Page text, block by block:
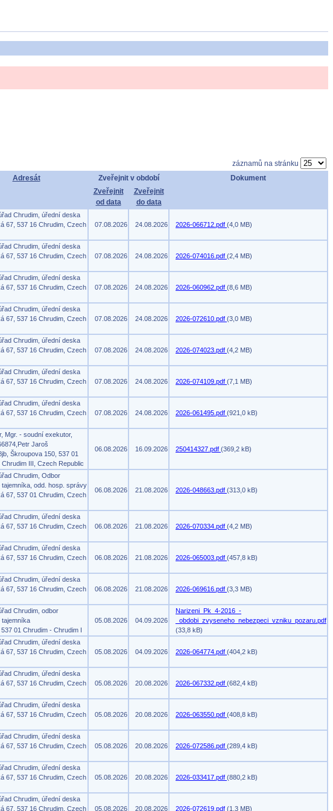
záznamů na stránku
Adresát Zveřejnit v období
Dokument
Zveřejnit
od data
Zveřejnit
do data
Chrudim, úřední deska
67, 537 16 Chrudim, Czech
07.08.2026 24.08.2026 2026-066712.pdf (4,0 MB)
Chrudim, úřední deska
67, 537 16 Chrudim, Czech
07.08.2026 24.08.2026 2026-074016.pdf (2,4 MB)
Chrudim, úřední deska
67, 537 16 Chrudim, Czech
07.08.2026 24.08.2026 2026-060962.pdf (8,6 MB)
Chrudim, úřední deska
67, 537 16 Chrudim, Czech
07.08.2026 24.08.2026 2026-072610.pdf (3,0 MB)
Chrudim, úřední deska
67, 537 16 Chrudim, Czech
07.08.2026 24.08.2026 2026-074023.pdf (4,2 MB)
Chrudim, úřední deska
67, 537 16 Chrudim, Czech
07.08.2026 24.08.2026 2026-074109.pdf (7,1 MB)
Chrudim, úřední deska
67, 537 16 Chrudim, Czech
07.08.2026 24.08.2026 2026-061495.pdf (921,0 kB)
Mgr. - soudní exekutor,
Jaroš
Škroupova 150, 537 01
Chrudim III, Czech Republic
06.08.2026 16.09.2026 250414327.pdf (369,2 kB)
Chrudim, Odbor
tajemníka, odd. hosp. správy
67, 537 01 Chrudim, Czech
06.08.2026 21.08.2026 2026-048663.pdf (313,0 kB)
Chrudim, úřední deska
67, 537 16 Chrudim, Czech
06.08.2026 21.08.2026 2026-070334.pdf (4,2 MB)
Chrudim, úřední deska
67, 537 16 Chrudim, Czech
06.08.2026 21.08.2026 2026-065003.pdf (457,8 kB)
Chrudim, úřední deska
67, 537 16 Chrudim, Czech
06.08.2026 21.08.2026 2026-069616.pdf (3,3 MB)
Chrudim, odbor
tajemníka
01 Chrudim - Chrudim I
05.08.2026 04.09.2026
Narizeni_Pk_4-2016_-
_obdobi_zvyseneho_nebezpeci_vzniku_pozaru.pdf
(33,8 kB)
Chrudim, úřední deska
67, 537 16 Chrudim, Czech
05.08.2026 04.09.2026 2026-064774.pdf (404,2 kB)
Chrudim, úřední deska
67, 537 16 Chrudim, Czech
05.08.2026 20.08.2026 2026-067332.pdf (682,4 kB)
Chrudim, úřední deska
67, 537 16 Chrudim, Czech
05.08.2026 20.08.2026 2026-063550.pdf (408,8 kB)
Chrudim, úřední deska
67, 537 16 Chrudim, Czech
05.08.2026 20.08.2026 2026-072586.pdf (289,4 kB)
Chrudim, úřední deska
67, 537 16 Chrudim, Czech
05.08.2026 20.08.2026 2026-033417.pdf (880,2 kB)
Chrudim, úřední deska
67, 537 16 Chrudim, Czech
05.08.2026 20.08.2026 2026-072619.pdf (1,3 MB)